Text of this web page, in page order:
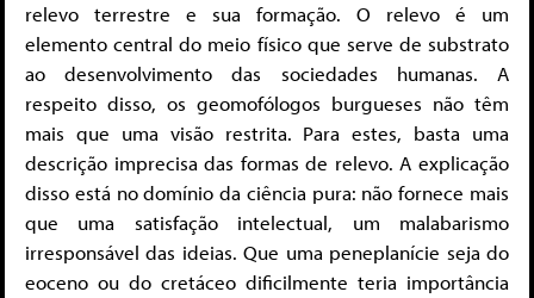
relevo terrestre e sua formação. O relevo é um
elemento central do meio físico que serve de substrato
ao desenvolvimento das sociedades humanas. A
respeito disso, os geomofólogos burgueses não têm
mais que uma visão restrita. Para estes, basta uma
descrição imprecisa das formas de relevo. A explicação
disso está no domínio da ciência pura: não fornece mais
que uma satisfação intelectual, um malabarismo
irresponsável das ideias. Que uma peneplanície seja do
eoceno ou do cretáceo dificilmente teria importância